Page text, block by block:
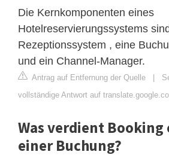
Die Kernkomponenten eines
Hotelreservierungssystems
Rezeptionssystem , eine
und ein Channel-Manager.
Antrag auf Entfernung der Quelle |
vollständige Antwort auf
Was verdient Booking
einer Buchung?